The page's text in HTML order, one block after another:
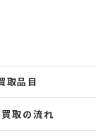
取品目
取の流れ